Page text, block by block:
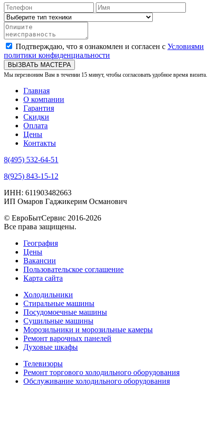
Подтверждаю, что я ознакомлен и согласен с Условиями
политики конфиденциальности
ВЫЗВАТЬ МАСТЕРА
Мы перезвоним Вам в течении 15 минут, чтобы согласовать удобное время визита.
Главная
О компании
Гарантия
Скидки
Оплата
Цены
Контакты
8(495) 532-64-51
8(925) 843-15-12
ИНН: 611903482663
ИП Омаров Гаджикерим Османович
© ЕвроБытСервис 2016-2026
Все права защищены.
География
Цены
Вакансии
Пользовательское соглашение
Карта сайта
Холодильники
Стиральные машины
Посудомоечные машины
Сушильные машины
Морозильники и морозильные камеры
Ремонт варочных панелей
Духовые шкафы
Телевизоры
Ремонт торгового холодильного оборудования
Обслуживание холодильного оборудования